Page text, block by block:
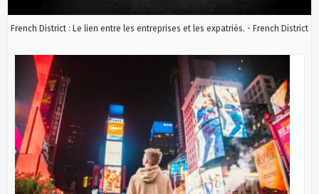
French District : Le lien entre les entreprises et les expatriés. - French District